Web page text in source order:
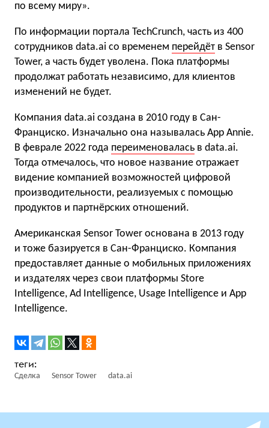
по всему миру».
По информации портала TechCrunch, часть из 400
сотрудников data.ai со временем перейдёт в Sensor
Tower, а часть будет уволена. Пока платформы
продолжат работать независимо, для клиентов
изменений не будет.
Компания data.ai создана в 2010 году в Сан-
Франциско. Изначально она называлась App Annie.
В феврале 2022 года переименовалась в data.ai.
Тогда отмечалось, что новое название отражает
видение компанией возможностей цифровой
производительности, реализуемых с помощью
продуктов и партнёрских отношений.
Американская Sensor Tower основана в 2013 году
и тоже базируется в Сан-Франциско. Компания
предоставляет данные о мобильных приложениях
и издателях через свои платформы Store
Intelligence, Ad Intelligence, Usage Intelligence и App
Intelligence.
Сделка Sensor Tower data.ai